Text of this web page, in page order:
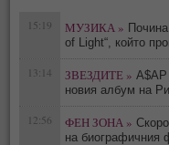
15:19 МУЗИКА »
of Light“, който
13:14 ЗВЕЗДИТЕ » A$AP
новия албум на
12:56 ФЕН ЗОНА »
на